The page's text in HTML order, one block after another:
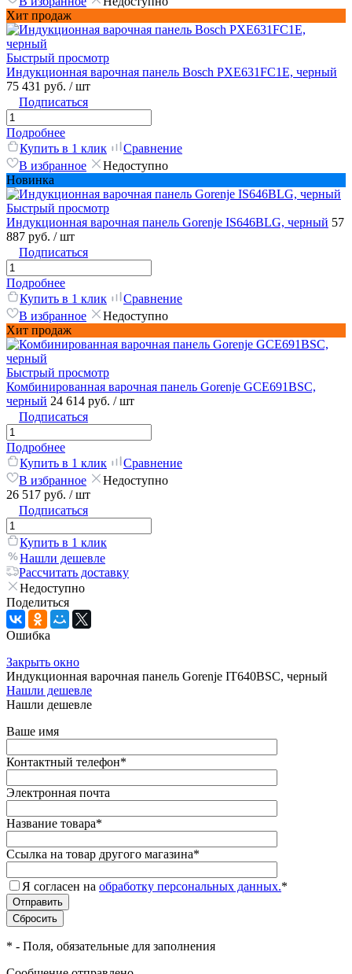
Хит продаж
Быстрый просмотр
Индукционная варочная панель Bosch PXE631FC1E, черный
75 431 руб. / шт
Подписаться
Подробнее
Купить в 1 клик
Сравнение
В избранное
Недоступно
Новинка
Быстрый просмотр
Индукционная варочная панель Gorenje IS646BLG, черный 57
887 руб. / шт
Подписаться
Подробнее
Купить в 1 клик
Сравнение
В избранное
Недоступно
Хит продаж
Быстрый просмотр
Комбинированная варочная панель Gorenje GCE691BSC,
черный 24 614 руб. / шт
Подписаться
Подробнее
Купить в 1 клик
Сравнение
В избранное
Недоступно
26 517 руб. / шт
Подписаться
Купить в 1 клик
Нашли дешевле
Рассчитать доставку
Недоступно
Поделиться
Ошибка
Закрыть окно
Индукционная варочная панель Gorenje IT640BSC, черный
Нашли дешевле
Нашли дешевле
Ваше имя
Контактный телефон*
Электронная почта
Название товара*
Ссылка на товар другого магазина*
Я согласен на обработку персональных данных.*
* - Поля, обязательные для заполнения